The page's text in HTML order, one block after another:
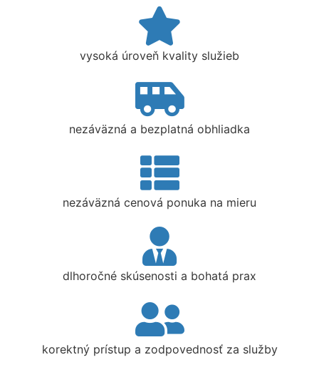
vysoká úroveň kvality služieb
nezáväzná a bezplatná obhliadka
nezáväzná cenová ponuka na mieru
dlhoročné skúsenosti a bohatá prax
korektný prístup a zodpovednosť za služby